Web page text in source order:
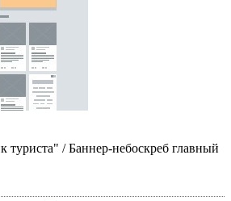
туриста" / Баннер-небоскреб главный